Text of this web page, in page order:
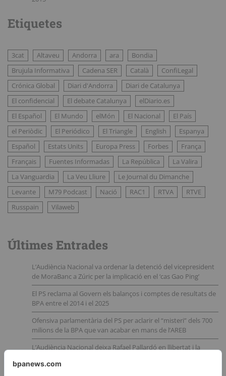
Etiquetes
3cat Altaveu Andorra ara
Bondia
Brujula Informativa
Cadena SER Català
ConfiLegal
Crónica Global
Diari d'Andorra
Diari de Catalunya
El confidencial
El debate Catalunya
elDiario.es
El Español
El Mundo elMón El Nacional
El País
el Periòdic
El Periódico El Triangle English
Espanya
Español
Estats Units Europa Press Forbes
França
Français
Fuentes Informadas La República
La Valira
La Vanguardia
La Veu Lliure
Le Journal du Dimanche
Levante
M79 Podcast Nació RAC1 RTVA
RTVE
Russpain
Vilaweb
Últimes Entrades
L’Audiència Nacional va ordenar la detenció del vicepresident
de MoraBanc a Zúric per la implicació en el ‘cas Gao Ping’
El PS reclama al Govern els balanços i comptes de resultats de
BPA entre el 2014 i el 2025
Ofensiva parlamentària del PS per aclarir el “misteri” dels 700
milions de la BPA que van acabar en mans de l’AREB
L’Audiència Nacional deixa Rafael Pallardó en llibertat i la